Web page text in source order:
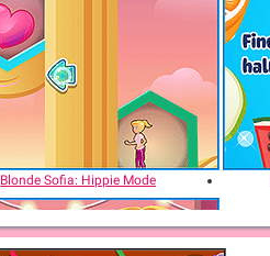
Blonde Sofia: Hippie Mode